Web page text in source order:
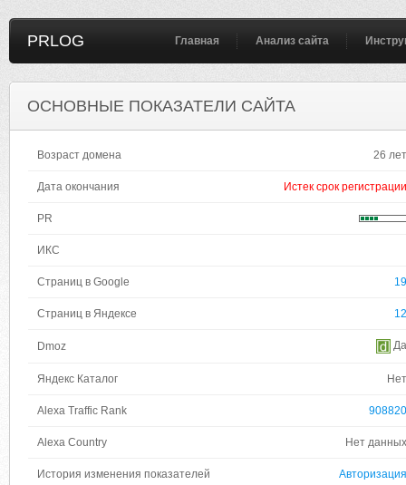
PRLOG Главная Анализ сайта
ОСНОВНЫЕ ПОКАЗАТЕЛИ САЙТА
Возраст домена 26 лет
Дата окончания Истек срок регистрации
PR
ИКС
Страниц в Google 19
Страниц в Яндексе 12
Dmoz Да
Яндекс Каталог Нет
Alexa Traffic Rank 908820
Alexa Country Нет данных
История изменения показателей Авторизация